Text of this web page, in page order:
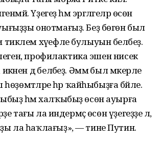
Үҙегеҙ һәм эргәләгеләр өсөн
онотмағыҙ. Беҙ бөгөн был
хәүефле булыуын беләбеҙ.
профилактика эшен нисек
дә беләбеҙ. Әммә был мәкерле
һөҙөмтәләре һәр ҡайһыбыҙға бәйле.
һәм халҡыбыҙ өсөн ауырға
тағы ла индермәҫ өсөн үҙегеҙҙе лә,
ла һаҡлағыҙ», — тине Путин.